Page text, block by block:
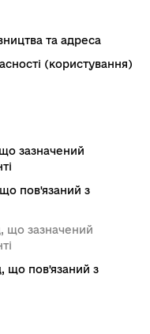
та адреса
(користування)
зазначений
пов'язаний з
що зазначений
що пов'язаний з